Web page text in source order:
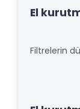
El
Filtrelerin